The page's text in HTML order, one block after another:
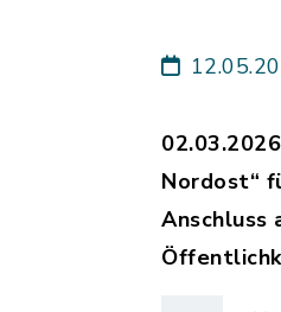
Nordost“
Anschluss